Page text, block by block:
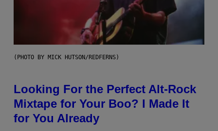
(PHOTO BY MICK HUTSON/REDFERNS)
Looking For the Perfect Alt-Rock
Mixtape for Your Boo? I Made It
for You Already